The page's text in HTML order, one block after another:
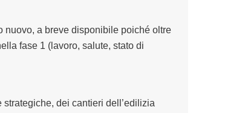
nuovo, a breve disponibile poiché oltre
fase 1 (lavoro, salute, stato di
dei cantieri dell’edilizia